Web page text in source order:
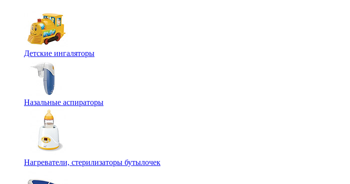
Детские ингаляторы
Назальные аспираторы
Нагреватели, стерилизаторы бутылочек